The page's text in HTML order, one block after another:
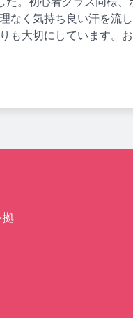
なく気持ち良い汗を流
も大切にしています。
拠